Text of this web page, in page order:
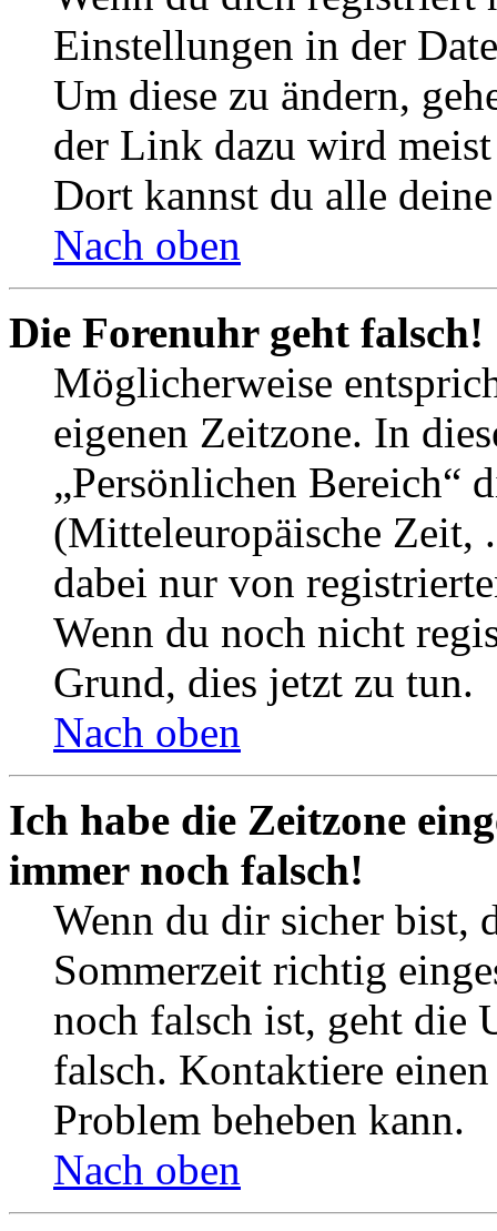
Einstellungen in der
Um diese zu ändern,
der Link dazu wird
Dort kannst du alle
Nach oben
Die Forenuhr geht falsch!
Möglicherweise
eigenen Zeitzone. In
„Persönlichen Bereich“
(Mitteleuropäische Zeit,
dabei nur von
Wenn du noch nicht
Grund, dies jetzt zu tun.
Nach oben
Ich habe die Zeitzone
immer noch falsch!
Wenn du dir sicher bist,
Sommerzeit richtig
noch falsch ist, geht die
falsch. Kontaktiere
Problem beheben kann.
Nach oben